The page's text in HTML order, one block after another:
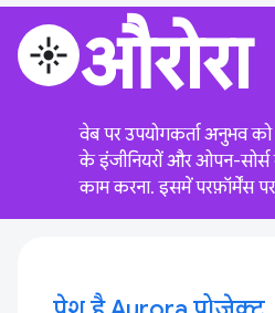
flare औरोरा
वेब पर उपयोगकर्ता अनुभव
के इंजीनियरों और ओपन-
काम करना. इसमें परफ़ॉर्मेंस